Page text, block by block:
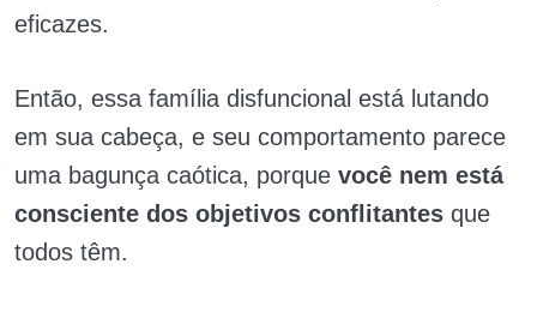
eficazes.
Então, essa família disfuncional está lutando
em sua cabeça, e seu comportamento parece
uma bagunça caótica, porque você nem está
consciente dos objetivos conflitantes que
todos têm.